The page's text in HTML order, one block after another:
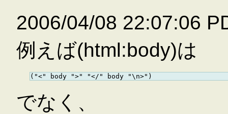
2006/04/08 22:07:06
例えば(html:body)は
でなく、